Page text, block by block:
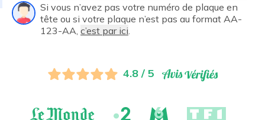
Si vous n’avez pas votre numéro de plaque en
tête ou si votre plaque n’est pas au format AA-
123-AA, c’est par ici
4.8 / 5